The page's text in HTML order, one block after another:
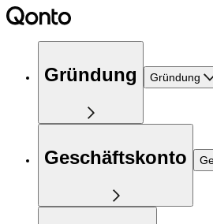
Gründung Gründung
Geschäftskonto